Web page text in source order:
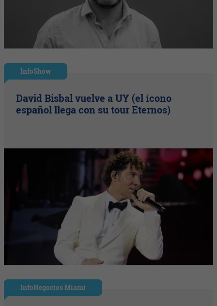
InfoShow
David Bisbal vuelve a UY (el ícono
español llega con su tour Eternos)
InfoNegocios Miami